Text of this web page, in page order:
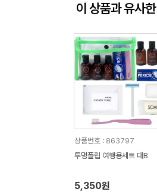
이 상품과 유사한
상품번호 : 863797
투명플립 여행용세트 대B
5,350원